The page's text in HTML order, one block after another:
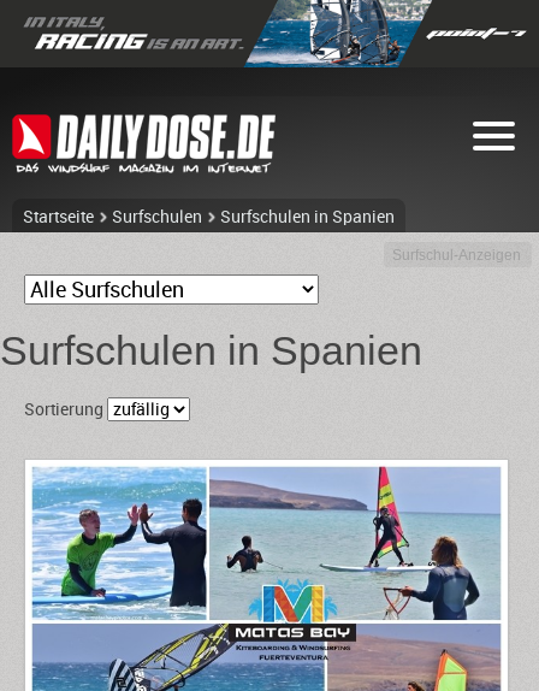
Startseite Surfschulen Surfschulen in Spanien
Surfschul-Anzeigen
Surfschulen in Spanien
Sortierung